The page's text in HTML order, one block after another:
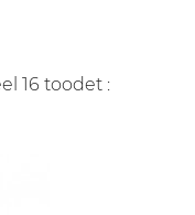
16 toodet :